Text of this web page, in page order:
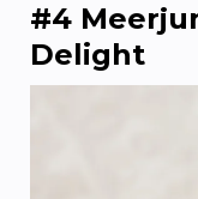
#4
Delight